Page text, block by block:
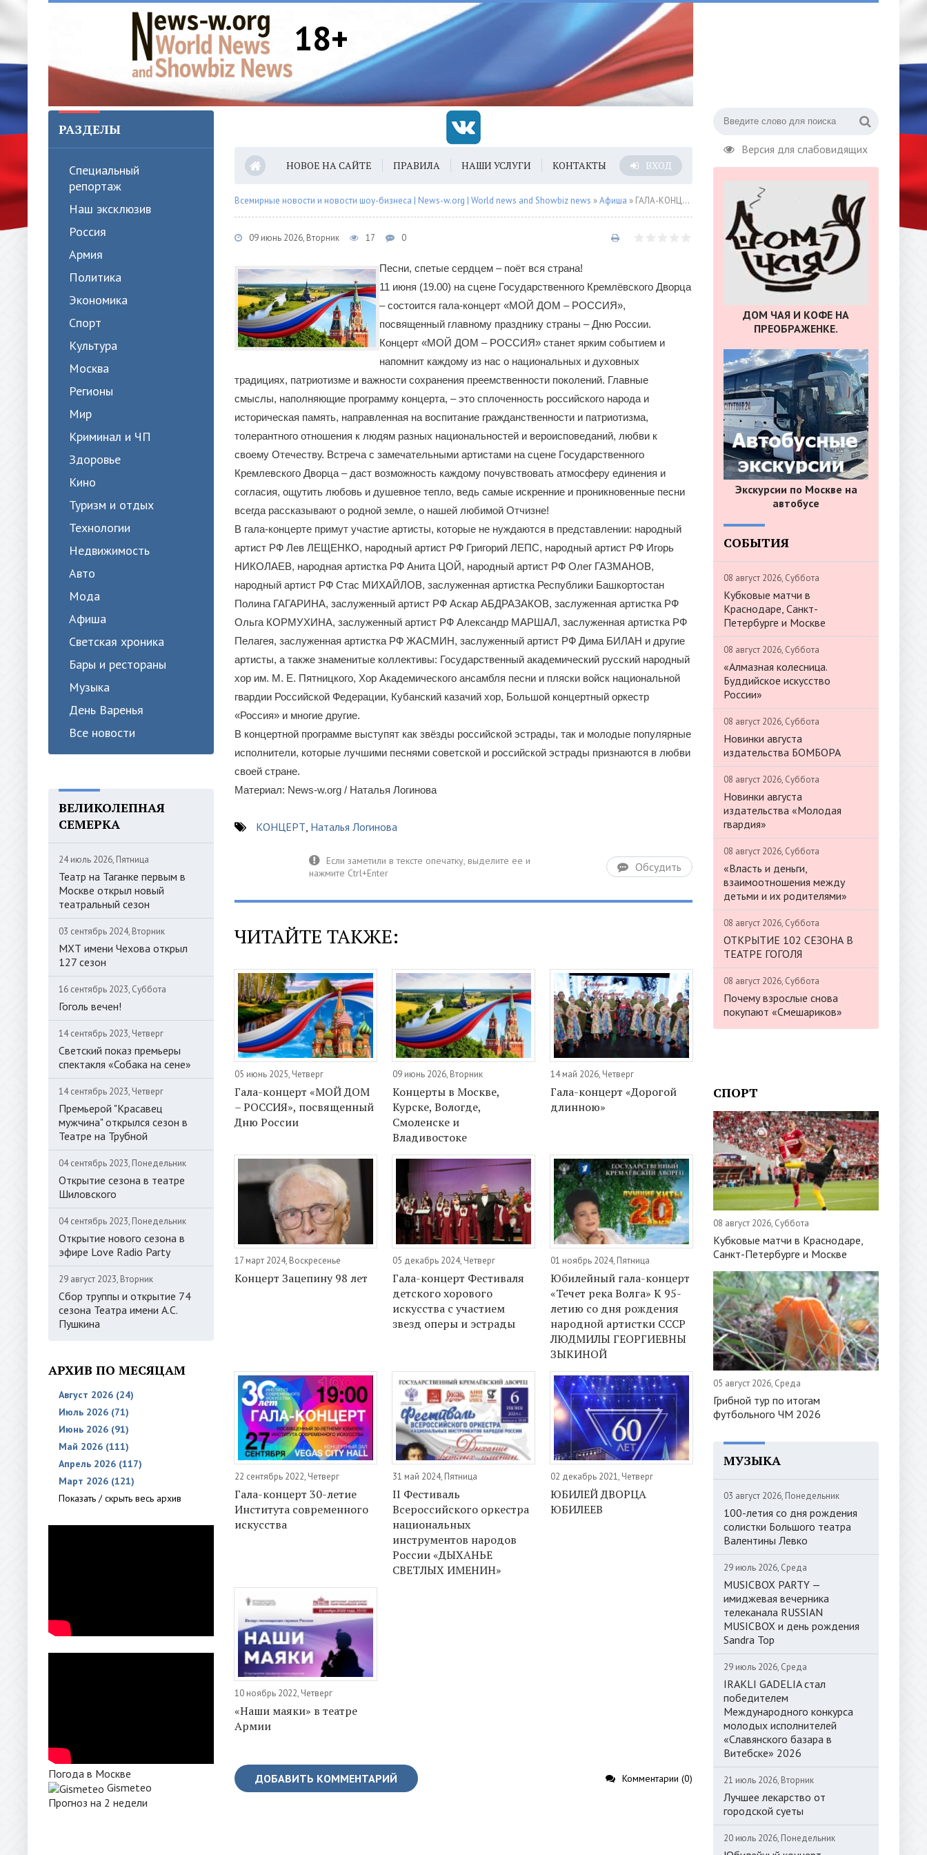
18+
Версия для слабовидящих
РАЗДЕЛЫ
Специальный
репортаж
Наш эксклюзив
Россия
Армия
Политика
Экономика
Спорт
Культура
Москва
Регионы
Мир
Криминал и ЧП
Здоровье
Кино
Туризм и отдых
Технологии
Недвижимость
Авто
Мода
Афиша
Светская хроника
Бары и рестораны
Музыка
День Варенья
Все новости
ВЕЛИКОЛЕПНАЯ
СЕМЕРКА
24 июль 2026, Пятница
Театр на Таганке первым в
Москве открыл новый
театральный сезон
03 сентябрь 2024, Вторник
МХТ имени Чехова открыл
127 сезон
16 сентябрь 2023, Суббота
Гоголь вечен!
14 сентябрь 2023, Четверг
Светский показ премьеры
спектакля «Собака на сене»
14 сентябрь 2023, Четверг
Премьерой "Красавец
мужчина" открылся сезон в
Театре на Трубной
04 сентябрь 2023, Понедельник
Открытие сезона в театре
Шиловского
04 сентябрь 2023, Понедельник
Открытие нового сезона в
эфире Love Radio Party
29 август 2023, Вторник
Сбор труппы и открытие 74
сезона Театра имени А.С.
Пушкина
АРХИВ ПО МЕСЯЦАМ
Август 2026 (24)
Июль 2026 (71)
Июнь 2026 (91)
Май 2026 (111)
Апрель 2026 (117)
Март 2026 (121)
Показать / скрыть весь архив
Погода в Москве
Gismeteo
Прогноз на 2 недели
НОВОЕ НА САЙТЕ ПРАВИЛА НАШИ УСЛУГИ КОНТАКТЫ ВХОД
Всемирные новости и новости шоу-бизнеса | News-w.org | World news and Showbiz news »Афиша » ГАЛА-КОНЦЕРТ «МОЙ ДОМ – РОССИЯ», ПОСВЯЩЕННЫЙ ДНЮ РОССИИ
09 июнь 2026, Вторник 17 0
Песни, спетые сердцем – поёт вся страна!
11 июня (19.00) на сцене Государственного Кремлёвского Дворца
– состоится гала-концерт «МОЙ ДОМ – РОССИЯ»,
посвященный главному празднику страны – Дню России.
Концерт «МОЙ ДОМ – РОССИЯ» станет ярким событием и
напомнит каждому из нас о национальных и духовных
традициях, патриотизме и важности сохранения преемственности поколений. Главные
смыслы, наполняющие программу концерта, – это сплоченность российского народа и
историческая память, направленная на воспитание гражданственности и патриотизма,
толерантного отношения к людям разных национальностей и вероисповеданий, любви к
своему Отечеству. Встреча с замечательными артистами на сцене Государственного
Кремлевского Дворца – даст возможность каждому почувствовать атмосферу единения и
согласия, ощутить любовь и душевное тепло, ведь самые искренние и проникновенные песни
всегда рассказывают о родной земле, о нашей любимой Отчизне!
В гала-концерте примут участие артисты, которые не нуждаются в представлении: народный
артист РФ Лев ЛЕЩЕНКО, народный артист РФ Григорий ЛЕПС, народный артист РФ Игорь
НИКОЛАЕВ, народная артистка РФ Анита ЦОЙ, народный артист РФ Олег ГАЗМАНОВ,
народный артист РФ Стас МИХАЙЛОВ, заслуженная артистка Республики Башкортостан
Полина ГАГАРИНА, заслуженный артист РФ Аскар АБДРАЗАКОВ, заслуженная артистка РФ
Ольга КОРМУХИНА, заслуженный артист РФ Александр МАРШАЛ, заслуженная артистка РФ
Пелагея, заслуженная артистка РФ ЖАСМИН, заслуженный артист РФ Дима БИЛАН и другие
артисты, а также знаменитые коллективы: Государственный академический русский народный
хор им. М. Е. Пятницкого, Хор Академического ансамбля песни и пляски войск национальной
гвардии Российской Федерации, Кубанский казачий хор, Большой концертный оркестр
«Россия» и многие другие.
В концертной программе выступят как звёзды российской эстрады, так и молодые популярные
исполнители, которые лучшими песнями советской и российской эстрады признаются в любви
своей стране.
Материал: News-w.org / Наталья Логинова
КОНЦЕРТ, Наталья Логинова
Обсудить
ЧИТАЙТЕ ТАКЖЕ:
05 июнь 2025, Четверг
Гала-концерт «МОЙ ДОМ
– РОССИЯ», посвященный
Дню России
09 июнь 2026, Вторник
Концерты в Москве,
Курске, Вологде,
Смоленске и
Владивостоке
14 май 2026, Четверг
Гала-концерт «Дорогой
длинною»
17 март 2024, Воскресенье
Концерт Зацепину 98 лет
05 декабрь 2024, Четверг
Гала-концерт Фестиваля
детского хорового
искусства с участием
звезд оперы и эстрады
01 ноябрь 2024, Пятница
Юбилейный гала-концерт
«Течет река Волга» К 95-
летию со дня рождения
народной артистки СССР
ЛЮДМИЛЫ ГЕОРГИЕВНЫ
ЗЫКИНОЙ
22 сентябрь 2022, Четверг
Гала-концерт 30-летие
Института современного
искусства
31 май 2024, Пятница
II Фестиваль
Всероссийского оркестра
национальных
инструментов народов
России «ДЫХАНЬЕ
СВЕТЛЫХ ИМЕНИН»
02 декабрь 2021, Четверг
ЮБИЛЕЙ ДВОРЦА
ЮБИЛЕЕВ
10 ноябрь 2022, Четверг
«Наши маяки» в театре
Армии
ДОБАВИТЬ КОММЕНТАРИЙ Комментарии (0)
ДОМ ЧАЯ И КОФЕ НА
ПРЕОБРАЖЕНКЕ.
Экскурсии по Москве на
автобусе
СОБЫТИЯ
08 август 2026, Суббота
Кубковые матчи в
Краснодаре, Санкт-
Петербурге и Москве
08 август 2026, Суббота
«Алмазная колесница.
Буддийское искусство
России»
08 август 2026, Суббота
Новинки августа
издательства БОМБОРА
08 август 2026, Суббота
Новинки августа
издательства «Молодая
гвардия»
08 август 2026, Суббота
«Власть и деньги,
взаимоотношения между
детьми и их родителями»
08 август 2026, Суббота
ОТКРЫТИЕ 102 СЕЗОНА В
ТЕАТРЕ ГОГОЛЯ
08 август 2026, Суббота
Почему взрослые снова
покупают «Смешариков»
СПОРТ
08 август 2026, Суббота
Кубковые матчи в Краснодаре,
Санкт-Петербурге и Москве
05 август 2026, Среда
Грибной тур по итогам
футбольного ЧМ 2026
МУЗЫКА
03 август 2026, Понедельник
100-летия со дня рождения
солистки Большого театра
Валентины Левко
29 июль 2026, Среда
MUSICBOX PARTY —
имиджевая вечерника
телеканала RUSSIAN
MUSICBOX и день рождения
Sandra Top
29 июль 2026, Среда
IRAKLI GADELIA стал
победителем
Международного конкурса
молодых исполнителей
«Славянского базара в
Витебске» 2026
21 июль 2026, Вторник
Лучшее лекарство от
городской суеты
20 июль 2026, Понедельник